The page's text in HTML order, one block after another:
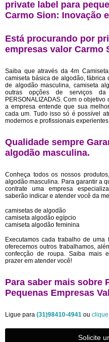
private label para
Carmo Sion: Inovação
Está procurando por
empresas valor Carmo
Saiba que através da 4m
camiseta básica de algodão, fábrica
de algodão masculina, camiseta
outras opções de serviços
PERSONALIZADAS. Com o
a empresa entende que sua
cada um. Tudo isso só é possível
modernos e profissionais
Qualidade sempre
algodão masculina.
Conheça todos os nossos
algodão masculina. Para garantir a
contrate uma empresa
saberão indicar e atender você da
camisetas de algodão
camiseta algodão egípcio
camiseta algodão feminina
Executamos cada trabalho de
oferecemos outros trabalhamos,
confecção de roupa. Saiba mais
prazer em atender você!
Para saber mais sobre
Pequenas Empresas
Ligue para (31)98410-4941 ou
Solicite